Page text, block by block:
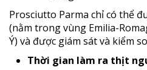
Prosciutto Parma chỉ có thể
(nằm trong vùng Emilia-
Ý) và được giám sát và kiểm
Thời gian làm ra thịt